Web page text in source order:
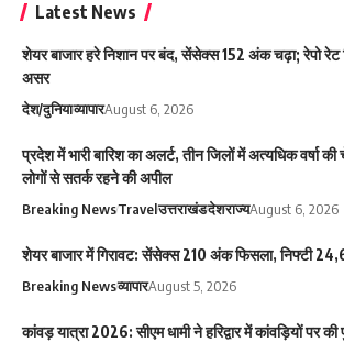
Latest News
शेयर बाजार हरे निशान पर बंद, सेंसेक्स 152 अंक चढ़ा; रेपो रेट
असर
देश/दुनियाव्यापारAugust 6, 2026
प्रदेश में भारी बारिश का अलर्ट, तीन जिलों में अत्यधिक वर्षा
लोगों से सतर्क रहने की अपील
Breaking NewsTravelउत्तराखंडदेशराज्यAugust 6, 2026
शेयर बाजार में गिरावट: सेंसेक्स 210 अंक फिसला, निफ्टी
Breaking Newsव्यापारAugust 5, 2026
कांवड़ यात्रा 2026: सीएम धामी ने हरिद्वार में कांवड़ियों पर की